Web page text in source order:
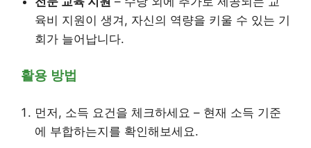
육비 지원이 생겨, 자신의 역량을 키울 수 있는 기
회가 늘어납니다.
활용 방법
먼저, 소득 요건을 체크하세요 – 현재 소득 기준
에 부합하는지를 확인해보세요.